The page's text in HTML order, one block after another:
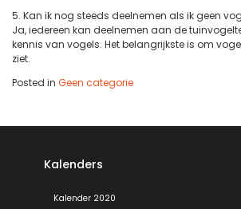
5. Kan ik nog steeds deelnemen als ik geen
Ja, iedereen kan deelnemen aan de
kennis van vogels. Het belangrijkste is om
ziet.
Posted in Geen categorie
Kalenders
Kalender 2020